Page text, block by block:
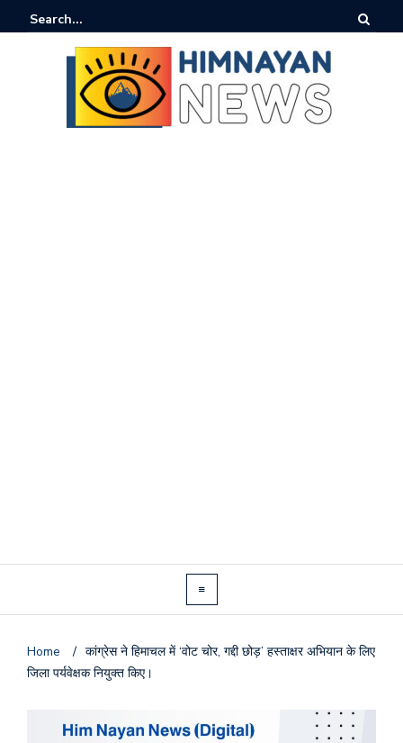
Home / कांग्रेस ने हिमाचल में ‘वोट चोर, गद्दी छोड़’ हस्ताक्षर अभियान के लिए
जिला पर्यवेक्षक नियुक्त किए।